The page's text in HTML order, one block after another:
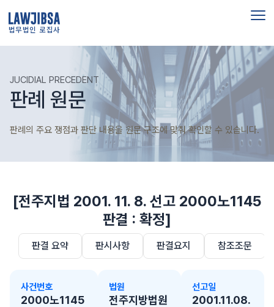
법무법인 로집사
JUCIDIAL PRECEDENT
판례 원문
판례의 주요 쟁점과 판단 내용을 원문 구조에 맞춰 확인할 수 있습니다.
[전주지법 2001. 11. 8. 선고 2000노1145
판결 : 확정]
판결 요약 판시사항 판결요지 참조조문
사건번호
2000노1145
법원
전주지방법원
선고일
2001.11.08.